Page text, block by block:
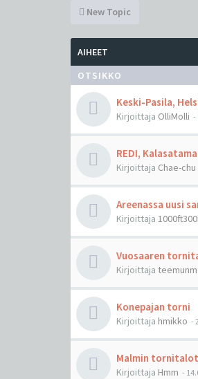
New Topic
AIHEET
OTSIKKO
Keski-Pasila,
Kirjoittaja OlliMolli -
REDI,
Kirjoittaja Chae-chu
Areenassa uusi
Kirjoittaja
Vuosaaren
Kirjoittaja
Konepajan torni
Kirjoittaja hmikko -
Malmin tornitalot
Kirjoittaja Hmm -